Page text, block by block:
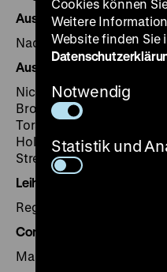
Ausstellungsgestaltung
Nadine Rasche, Werner
Ausstellungsaufbau/
Nicholas Kaloplastos
Brosig, Christin Elle,
Torsten Ketteniß, Katrin
Holger Lehmann, Jörg
Strehl, Stefan Thimm,
Leihverkehr
Regina Gelbert
Controlling
Manuela Itzigehl, Nathalie
Cookies können
Weitere
Website finden Sie
Notwendig
Statistik und